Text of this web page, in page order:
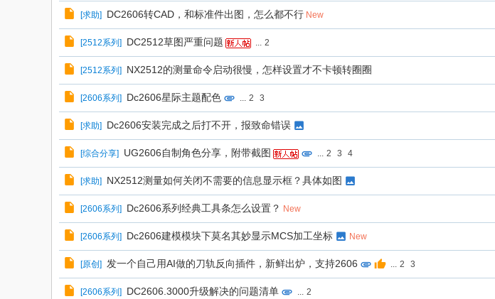
[求助] DC2606转CAD，和标准件出图，怎么都不行 New
[2512系列 ] DC2512草图严重问题 ... 2
[2512系列 ] NX2512的测量命令启动很慢，怎样设置才不卡顿转圈圈
[2606系列 ] Dc2606星际主题配色 ... 2 3
[求助] Dc2606安装完成之后打不开，报致命错误
[综合分享] UG2606自制角色分享，附带截图 ... 2 3 4
[求助] NX2512测量如何关闭不需要的信息显示框？具体如图
[2606系列 ] Dc2606系列经典工具条怎么设置？ New
[2606系列 ] Dc2606建模模块下莫名其妙显示MCS加工坐标 New
[原创 ] 发一个自己用AI做的刀轨反向插件，新鲜出炉，支持2606 ... 2 3
[2606系列 ] DC2606.3000升级解决的问题清单 ... 2